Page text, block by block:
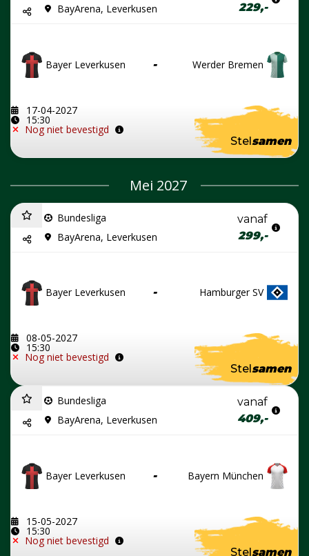
BayArena, Leverkusen
229,-
Bayer Leverkusen - Werder Bremen
17-04-2027
15:30
Nog niet bevestigd
Stelsamen
Mei 2027
Bundesliga
BayArena, Leverkusen
vanaf
299,-
Bayer Leverkusen - Hamburger SV
08-05-2027
15:30
Nog niet bevestigd
Stelsamen
Bundesliga
BayArena, Leverkusen
vanaf
409,-
Bayer Leverkusen - Bayern München
15-05-2027
15:30
Nog niet bevestigd
Stelsamen